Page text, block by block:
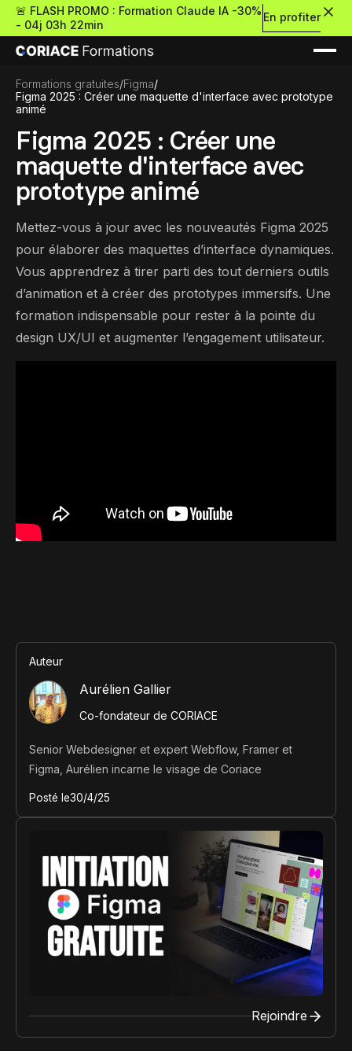
🚨 FLASH PROMO : Formation Claude IA -30%
- 04j 03h 22min
En profiter
Retour
Formations
Pour découvrir le no-
Nouveau
Retour À propos
Formations gratuites/Figma/
Figma 2025 : Créer une maquette d'interface avec prototype
animé
Figma 2025 : Créer une
maquette d'interface avec
prototype animé
Mettez-vous à jour avec les nouveautés Figma 2025
pour élaborer des maquettes d’interface dynamiques.
Vous apprendrez à tirer parti des tout derniers outils
d’animation et à créer des prototypes immersifs. Une
formation indispensable pour rester à la pointe du
design UX/UI et augmenter l’engagement utilisateur.
Auteur
Aurélien Gallier
Co-fondateur de CORIACE
Senior Webdesigner et expert Webflow, Framer et
Figma, Aurélien incarne le visage de Coriace
Posté le30/4/25
Rejoindre